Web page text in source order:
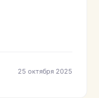
25 октября 2025